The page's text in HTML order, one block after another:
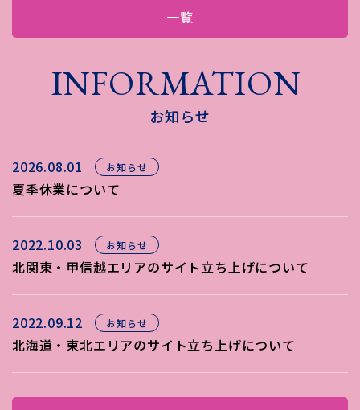
一覧
INFORMATION
お知らせ
2026.08.01 お知らせ
夏季休業について
2022.10.03 お知らせ
北関東・甲信越エリアのサイト立ち上げについて
2022.09.12 お知らせ
北海道・東北エリアのサイト立ち上げについて